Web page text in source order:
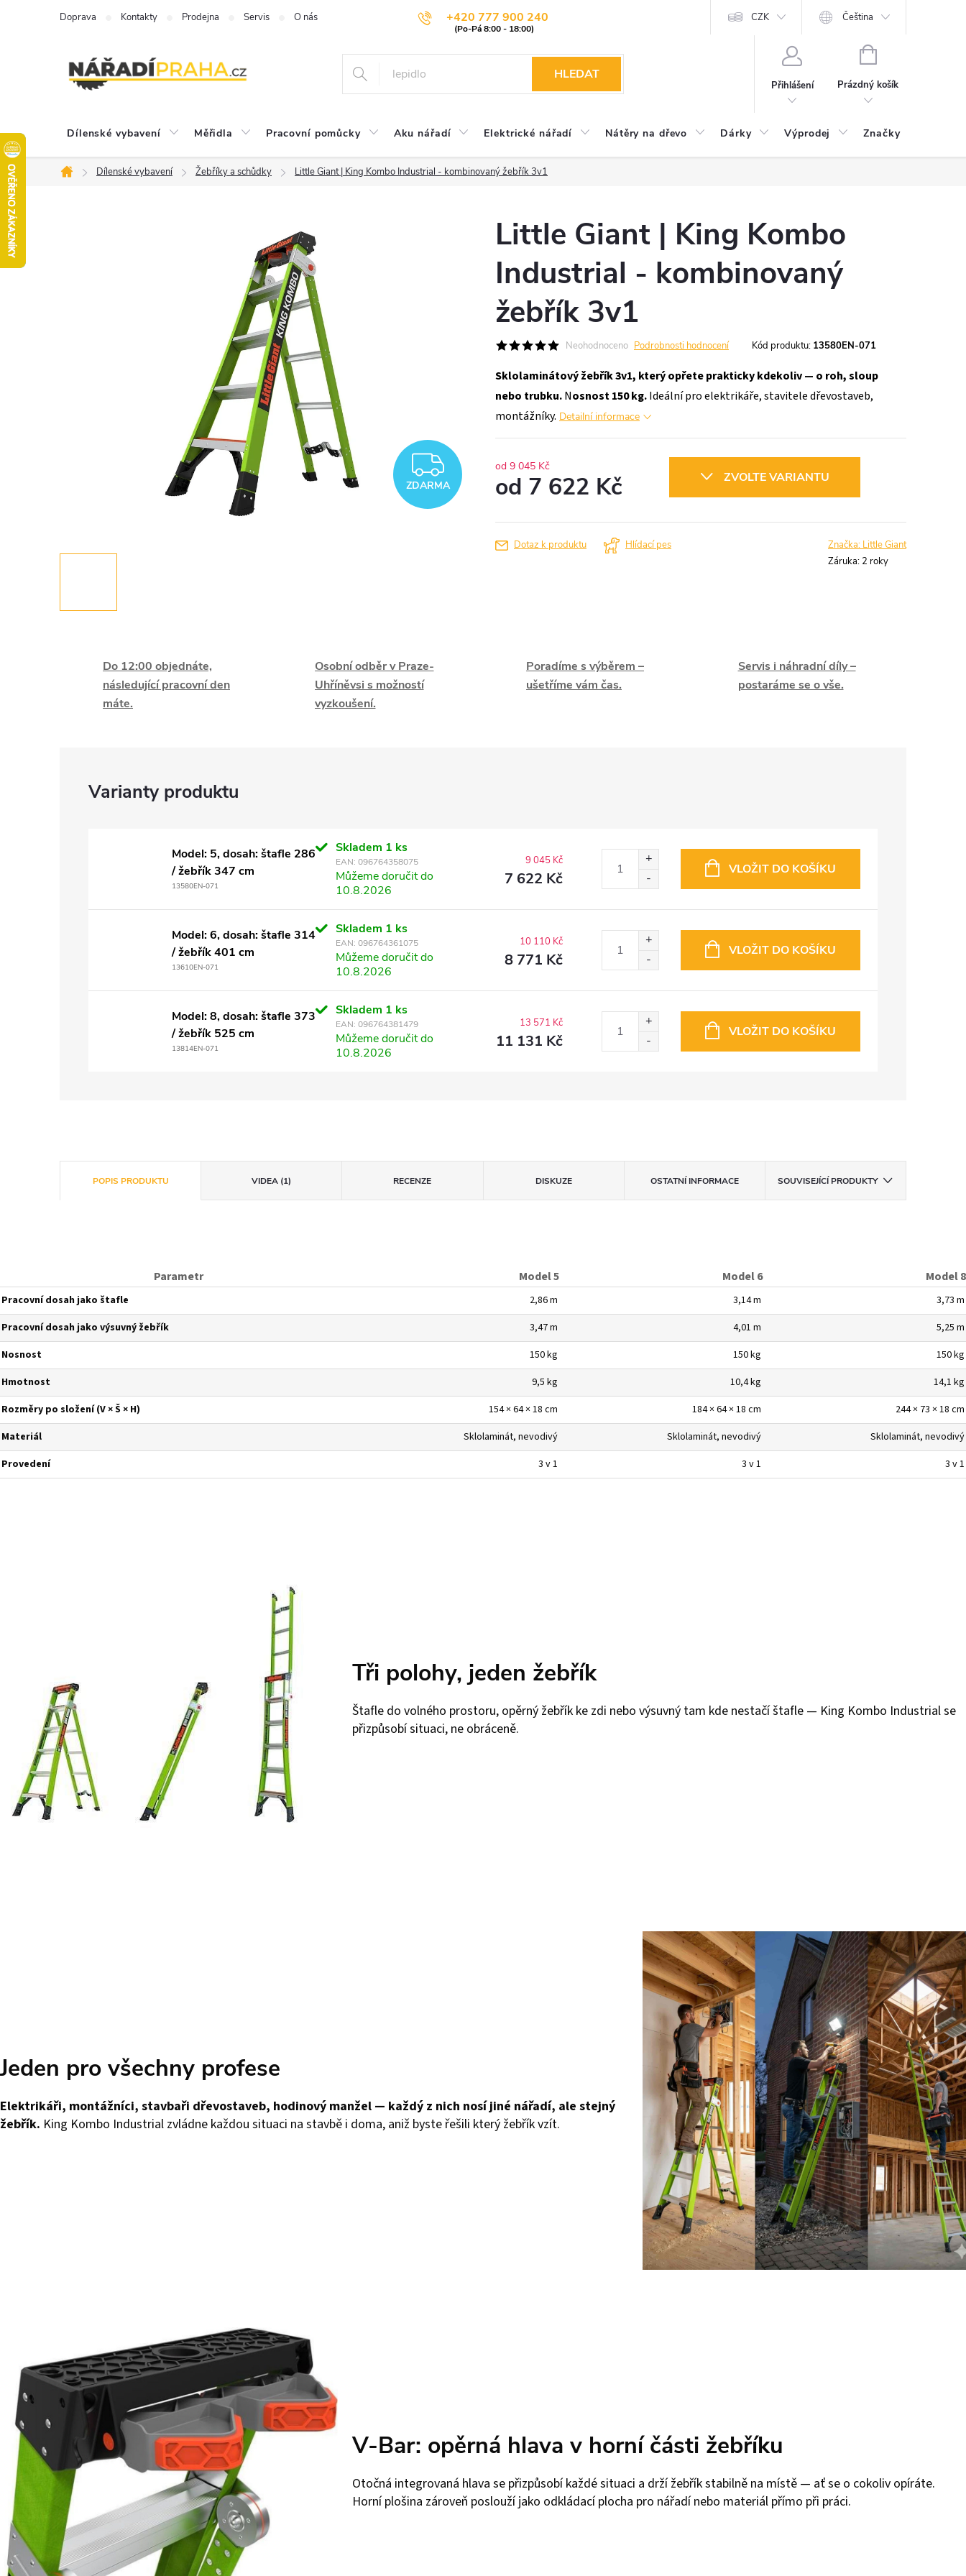
+420 777 900 240
Doprava Kontakty Prodejna Servis O nás CZK Čeština
HLEDAT
Přihlášení
NÁKUPNÍ
Prázdný košík
Dílenské vybavení Měřidla Pracovní pomůcky Aku nářadí Elektrické nářadí Nátěry na dřevo Dárky Výprodej Značky
Domů
Dílenské vybavení Žebříky a schůdky Little Giant | King Kombo Industrial - kombinovaný žebřík 3v1
ZDARMA
ZDARMA
Little Giant | King Kombo
Industrial - kombinovaný
žebřík 3v1
Neohodnoceno Podrobnosti hodnocení Kód produktu: 13580EN-071
Sklolaminátovýžebřík 3v1, který opřete prakticky kdekoliv — o roh, sloup
nebo trubku.Nosnost 150 kg.Ideální pro elektrikáře, stavitele dřevostaveb,
montážníky. Detailní informace
od 9 045 Kč
od 7 622 Kč
cena:
ZVOLTE VARIANTU
Dotaz k produktu Hlídací pes Značka: Little Giant
Záruka: 2 roky
Do 12:00 objednáte,
následující pracovní den
máte.
Osobní odběr v Praze-
Uhříněvsi s možností
vyzkoušení.
Poradíme s výběrem –
ušetříme vám čas.
Servis i náhradní díly –
postaráme se o vše.
Model: 5, dosah: štafle 286
/ žebřík 347 cm
13580EN-071
Skladem 1 ks
EAN: 096764358075
Můžeme doručit do
10.8.2026
9 045 Kč
7 622 Kč VLOŽIT DO KOŠÍKU
Model: 6, dosah: štafle 314
/ žebřík 401 cm
13610EN-071
Skladem 1 ks
EAN: 096764361075
Můžeme doručit do
10.8.2026
10 110 Kč
8 771 Kč VLOŽIT DO KOŠÍKU
Model: 8, dosah: štafle 373
/ žebřík 525 cm
13814EN-071
Skladem 1 ks
EAN: 096764381479
Můžeme doručit do
10.8.2026
13 571 Kč
11 131 Kč VLOŽIT DO KOŠÍKU
POPIS PRODUKTU VIDEA (1) RECENZE DISKUZE OSTATNÍ INFORMACE SOUVISEJÍCÍ PRODUKTY
Parametr Model 5 Model 6 Model 8
Pracovní dosah jako štafle 2,86 m 3,14 m
3,73 m
Pracovní dosah jako výsuvný žebřík
3,47 m 4,01 m
5,25 m
Nosnost
150 kg 150 kg
150 kg
Hmotnost
9,5 kg 10,4 kg
14,1 kg
Rozměry po složení (V × Š × H)
154 × 64 × 18 cm 184 × 64 × 18 cm
244 × 73 × 18 cm
Materiál
Sklolaminát, nevodivý Sklolaminát, nevodivý
Sklolaminát, nevodivý
Provedení
3 v 1 3 v 1 3 v 1
Tři polohy, jeden žebřík
Štafle do volného prostoru, opěrný žebřík ke zdi nebo výsuvný tam kde nestačí štafle — King Kombo Industrial se
přizpůsobí situaci, ne obráceně.
Jeden pro všechny profese
Elektrikáři, montážníci, stavbaři dřevostaveb, hodinový manžel — každý z nich nosí jiné nářadí, ale stejný
žebřík. King Kombo Industrial zvládne každou situaci na stavbě i doma, aniž byste řešili který žebřík vzít.
V-Bar: opěrná hlava v horní části žebříku
Otočná integrovaná hlava se přizpůsobí každé situaci a drží žebřík stabilně na místě — ať se o cokoliv opíráte.
Horní plošina zároveň poslouží jako odkládací plocha pro nářadí nebo materiál přímo při práci.